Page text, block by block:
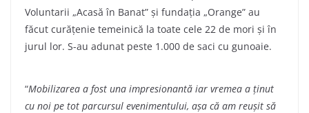
Voluntarii „Acasă în Banat” şi fundaţia „Orange” au
făcut curățenie temeinică la toate cele 22 de mori și în
jurul lor. S-au adunat peste 1.000 de saci cu gunoaie.
“Mobilizarea a fost una impresionantă iar vremea a ținut
cu noi pe tot parcursul evenimentului, așa că am reușit să